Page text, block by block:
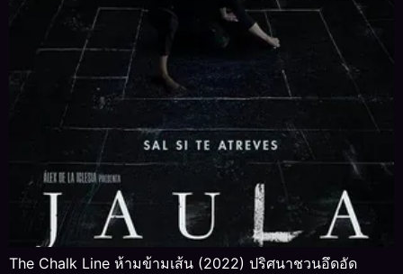
The Chalk Line ห้ามข้ามเส้น (2022) ปริศนาชวนอึดอัด